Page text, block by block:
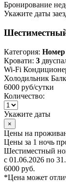
Бронирование
Укажите даты
Категория: Номер
Кровати: 3
Wi-Fi
Холодильник
6000 руб/сутки
Количество:
Укажите даты
×
Цены на
Цены за 1 ночь
Шестиместный
с 01.06.2026 по
6000 руб.
*Цена может